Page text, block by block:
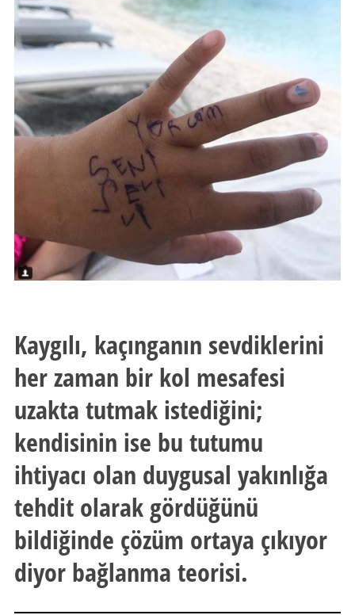
Kaygılı, kaçınganın sevdiklerini
her zaman bir kol mesafesi
uzakta tutmak istediğini;
kendisinin ise bu tutumu
ihtiyacı olan duygusal yakınlığa
tehdit olarak gördüğünü
bildiğinde çözüm ortaya çıkıyor
diyor bağlanma teorisi.